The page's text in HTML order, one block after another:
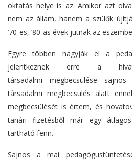
oktatás helye is az. Amikor azt
nem az állam, hanem a szülők
’70-es, ’80-as évek jutnak az
Egyre többen hagyják el a
jelentkeznek erre a
társadalmi megbecsülése
társadalmi megbecsülés alatt
megbecsülését is értem, és
tanári fizetésből már egy
tartható fenn.
Sajnos a mai